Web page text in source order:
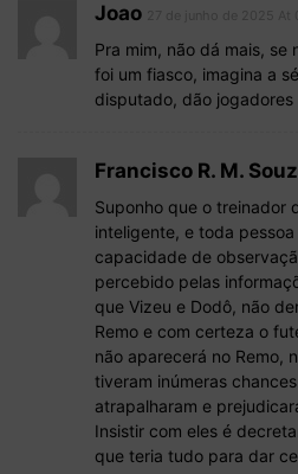
Joao
Pra mim, não dá mais, se
foi um fiasco, imagina a
disputado, dão jogadores
Francisco R. M.
Suponho que o treinador
inteligente, e toda
capacidade de
percebido pelas
que Vizeu e Dodô, não
Remo e com certeza o
não aparecerá no Remo,
tiveram inúmeras
atrapalharam e
Insistir com eles é
que teria tudo para dar